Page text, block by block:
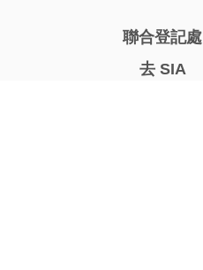
聯合登記處
去 SIA